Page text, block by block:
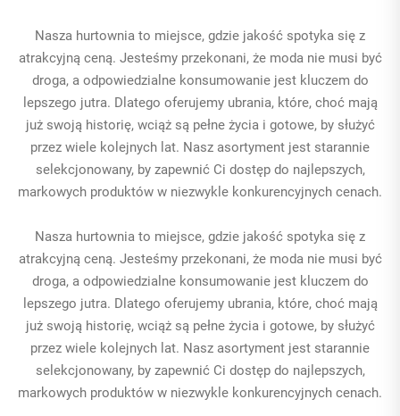
Nasza hurtownia to miejsce, gdzie jakość spotyka się z
atrakcyjną ceną. Jesteśmy przekonani, że moda nie musi być
droga, a odpowiedzialne konsumowanie jest kluczem do
lepszego jutra. Dlatego oferujemy ubrania, które, choć mają
już swoją historię, wciąż są pełne życia i gotowe, by służyć
przez wiele kolejnych lat. Nasz asortyment jest starannie
selekcjonowany, by zapewnić Ci dostęp do najlepszych,
markowych produktów w niezwykle konkurencyjnych cenach.
Nasza hurtownia to miejsce, gdzie jakość spotyka się z
atrakcyjną ceną. Jesteśmy przekonani, że moda nie musi być
droga, a odpowiedzialne konsumowanie jest kluczem do
lepszego jutra. Dlatego oferujemy ubrania, które, choć mają
już swoją historię, wciąż są pełne życia i gotowe, by służyć
przez wiele kolejnych lat. Nasz asortyment jest starannie
selekcjonowany, by zapewnić Ci dostęp do najlepszych,
markowych produktów w niezwykle konkurencyjnych cenach.